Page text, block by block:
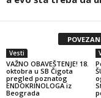
Vesti
VAŽNO OBAVEŠTENJE! 18.
oktobra u SB Čigota
pregled poznatog
ENDOKRINOLOGA iz
Beograda